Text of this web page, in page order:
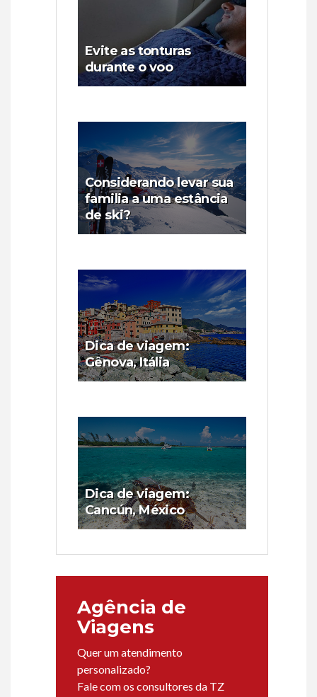
Evite as tonturas
durante o voo
Considerando levar sua
familia a uma estância
de ski?
Dica de viagem:
Gênova, Itália
Dica de viagem:
Cancún, México
Agência de
Viagens
Quer um atendimento
personalizado?
Fale com os consultores da TZ